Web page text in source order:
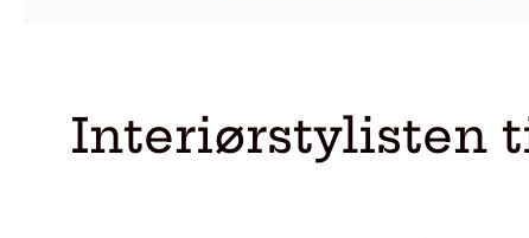
Interiørstylisten